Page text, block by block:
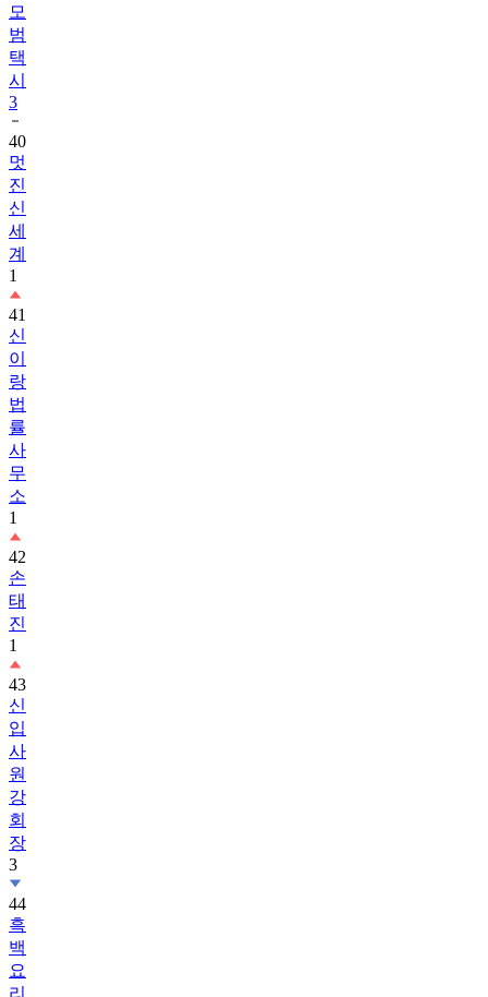
택
시
3
40
멋
진
신
세
계
1
41
신
이
랑
법
률
사
무
소
1
42
손
태
진
1
43
신
입
사
원
강
회
장
3
44
흑
백
요
리
사